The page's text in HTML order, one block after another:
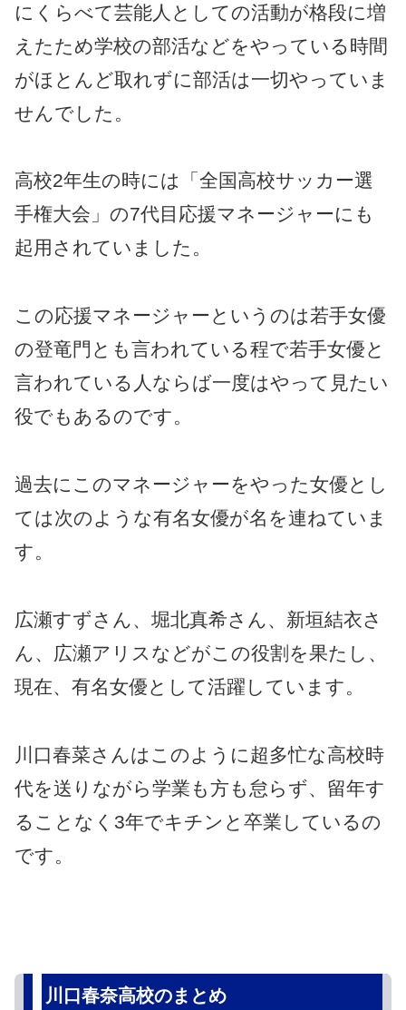
にくらべて芸能人としての活動が格段に増
えたため学校の部活などをやっている時間
がほとんど取れずに部活は一切やっていま
せんでした。
高校2年生の時には「全国高校サッカー選
手権大会」の7代目応援マネージャーにも
起用されていました。
この応援マネージャーというのは若手女優
の登竜門とも言われている程で若手女優と
言われている人ならば一度はやって見たい
役でもあるのです。
過去にこのマネージャーをやった女優とし
ては次のような有名女優が名を連ねていま
す。
広瀬すずさん、堀北真希さん、新垣結衣さ
ん、広瀬アリスなどがこの役割を果たし、
現在、有名女優として活躍しています。
川口春菜さんはこのように超多忙な高校時
代を送りながら学業も方も怠らず、留年す
ることなく3年でキチンと卒業しているの
です。
川口春奈高校のまとめ